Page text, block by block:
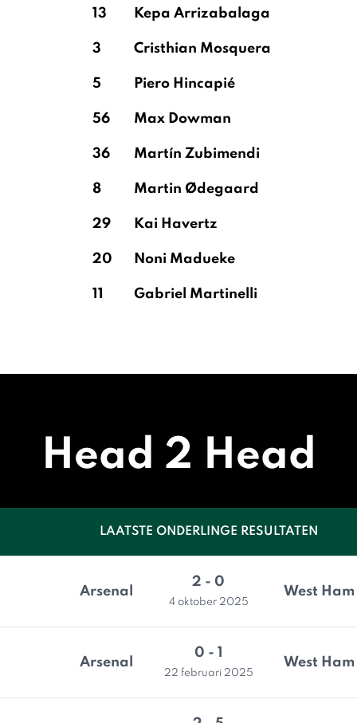
13
Kepa Arrizabalaga
3 Cristhian Mosquera
5 Piero Hincapié
56 Max Dowman
36 Martín Zubimendi
8 Martin Ødegaard
29 Kai Havertz
20 Noni Madueke
11 Gabriel Martinelli
Head 2 Head
LAATSTE ONDERLINGE RESULTATEN
Arsenal
2 - 0
4 oktober 2025
West
Arsenal
0 - 1
22 februari 2025
West